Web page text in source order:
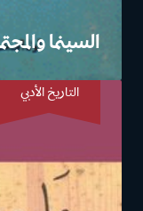
السينما
التاريخ الأدبي